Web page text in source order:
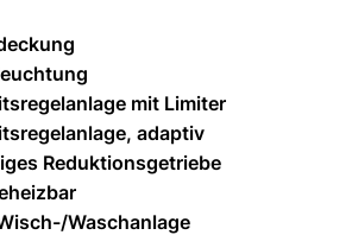
mit Limiter
adaptiv
Reduktionsgetriebe
Waschanlage